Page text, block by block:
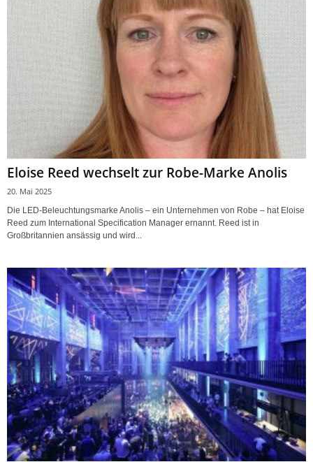
Eloise Reed wechselt zur Robe-Marke Anolis
20. Mai 2025
Die LED-Beleuchtungsmarke Anolis – ein Unternehmen von Robe – hat Eloise
Reed zum International Specification Manager ernannt. Reed ist in
Großbritannien ansässig und wird...